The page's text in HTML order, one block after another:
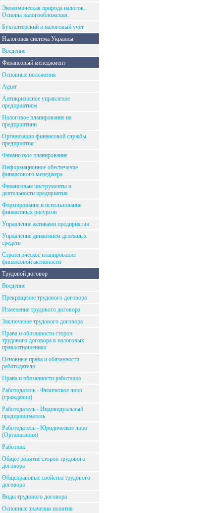
Экономическая природа налогов.
Основы налогообложения.
Бухгалтерский и налоговый учёт
Налоговая система Украины
Введение
Финансовый менеджмент
Основные положения
Аудит
Антикризисное управление
предприятием
Налоговое планирование на
предприятиии
Организация финансовой службы
предприятия
Финансовое планирование
Информационное обеспечение
финансового менеджера
Финансовые инструменты в
деятельности предприятия
Формирование и использование
финансовых рисурсов
Управление активами предприятия
Управление движением денежных
средств
Стратегическое планирование
финансовой активности
Трудовой договор
Введение
Прекращение трудового договора
Изменение трудового договора
Заключение трудового договора
Права и обязанности сторон
трудового договора в налоговых
правоотношениях
Основные права и обязанности
работодателя
Права и обязанности работника
Работодатель - Физическое лицо
(гражданин)
Работодатель - Индивидуальный
предприниматель
Работодатель - Юридическое лицо
(Организация)
Работник
Общее понятие сторон трудового
договора
Общеправовые свойства трудового
договора
Виды трудового договора
Основные значения понятия